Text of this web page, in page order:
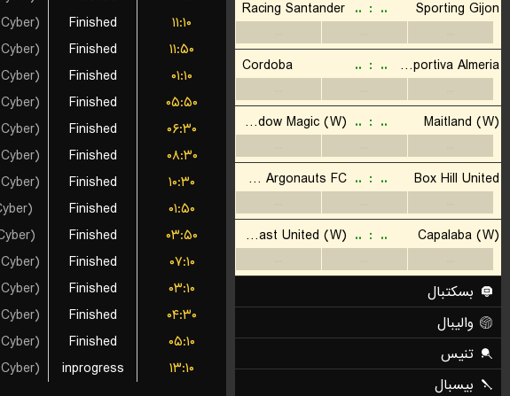
Finished
۱۱:۱۰
Finished
۱۱:۵۰
Finished
۰۱:۱۰
Finished
۰۵:۵۰
Finished
۰۶:۳۰
Finished
۰۸:۳۰
Finished
۱۰:۳۰
Finished
۰۱:۵۰
Finished
۰۳:۵۰
Finished
۰۷:۱۰
Finished
۰۳:۱۰
Finished
۰۴:۳۰
Finished
۰۵:۱۰
inprogress
۱۳:۱۰